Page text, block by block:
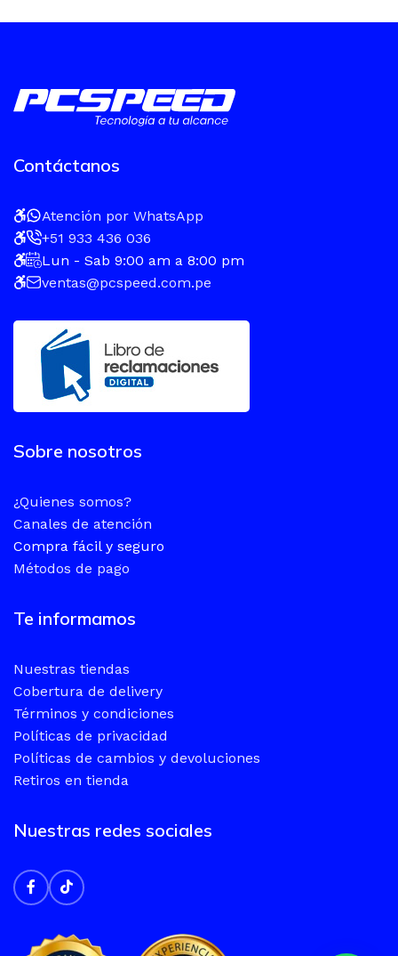
Contáctanos
Atención por WhatsApp
+51 933 436 036
Lun - Sab 9:00 am a 8:00 pm
ventas@pcspeed.com.pe
Sobre nosotros
¿Quienes somos?
Canales de atención
Compra fácil y seguro
Métodos de pago
Te informamos
Nuestras tiendas
Cobertura de delivery
Términos y condiciones
Políticas de privacidad
Políticas de cambios y devoluciones
Retiros en tienda
Nuestras redes sociales